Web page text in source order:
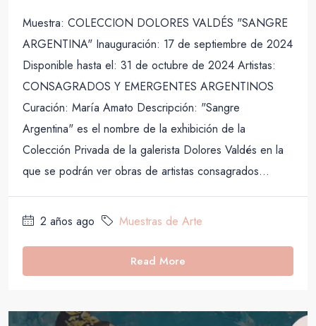
Muestra: COLECCION DOLORES VALDÉS "SANGRE
ARGENTINA" Inauguración: 17 de septiembre de 2024
Disponible hasta el: 31 de octubre de 2024 Artistas:
CONSAGRADOS Y EMERGENTES ARGENTINOS
Curación: María Amato Descripción: "Sangre
Argentina" es el nombre de la exhibición de la
Colección Privada de la galerista Dolores Valdés en la
que se podrán ver obras de artistas consagrados...
2 años ago Muestras de Arte
Read More